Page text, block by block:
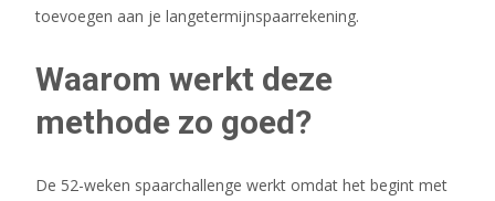
toevoegen aan je langetermijnspaarrekening.
Waarom werkt deze
methode zo goed?
De 52-weken spaarchallenge werkt omdat het begint met